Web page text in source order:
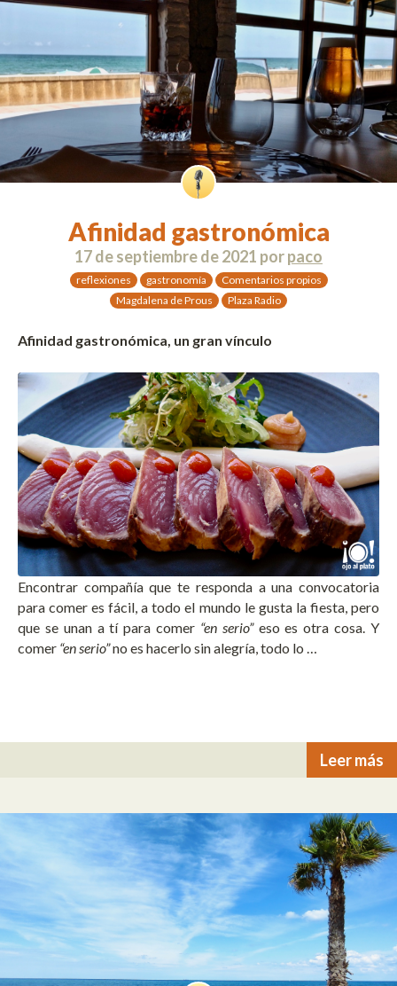
Afinidad gastronómica
17 de septiembre de 2021 porpaco
reflexiones gastronomía
Comentarios propios
Magdalena de Prous
Plaza Radio
Afinidad gastronómica, un gran vínculo
Encontrar compañía que te responda a una convocatoria
para comer es fácil, a todo el mundo le gusta la fiesta, pero
que se unan a tí para comer “en serio”eso es otra cosa. Y
comer “en serio”no es hacerlo sin alegría, todo lo …
Leer más